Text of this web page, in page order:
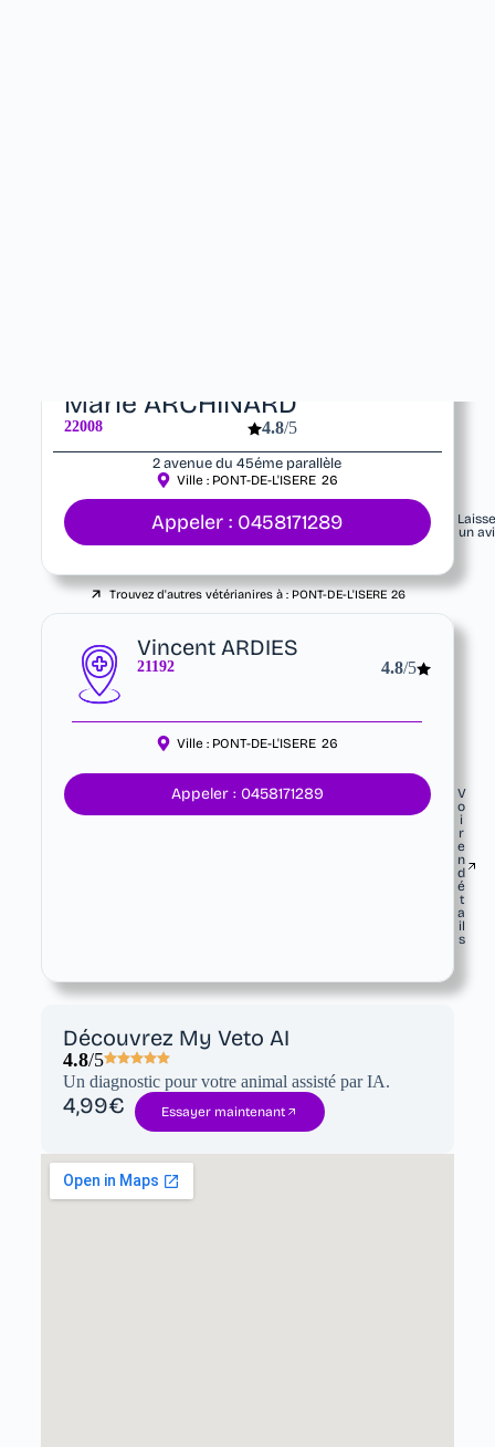
Marie ARCHINARD
22008 4.8/5
2 avenue du 45éme parallèle
Ville : PONT-DE-L'ISERE 26
Appeler : 0458171289
un
Trouvez d'autres vétérianires à : PONT-DE-L'ISERE 26
Vincent ARDIES
21192 4.8/5
Ville : PONT-DE-L'ISERE 26
Appeler : 0458171289
V
o
i
r
e
n
d
é
t
a
il
s
Découvrez My Veto AI
4.8/5
Un diagnostic pour votre animal assisté par IA.
4,99€ Essayer maintenant